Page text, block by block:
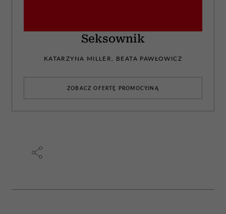
Seksownik
KATARZYNA MILLER, BEATA PAWŁOWICZ
ZOBACZ OFERTĘ PROMOCYJNĄ